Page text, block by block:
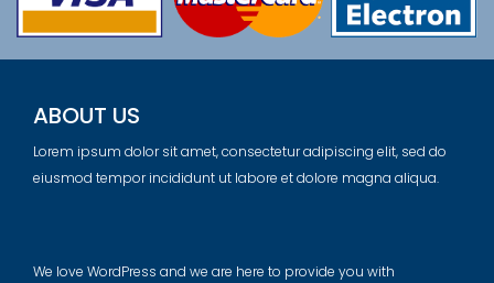
ABOUT US
Lorem ipsum dolor sit amet, consectetur adipiscing elit, sed do
eiusmod tempor incididunt ut labore et dolore magna aliqua.
We love WordPress and we are here to provide you with